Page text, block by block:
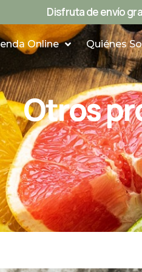
Disfruta de envío
Online Quiénes
Otros